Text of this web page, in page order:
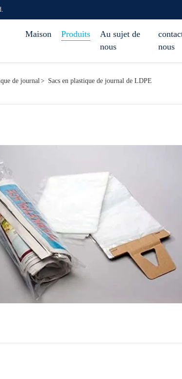
Maison Produits
Au sujet de
nous
nous
de journal> Sacs en plastique de journal de LDPE